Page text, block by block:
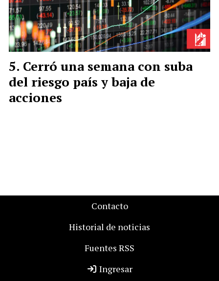
Cerró una semana con suba
del riesgo país y baja de
acciones
Contacto
Historial de noticias
Fuentes RSS
Ingresar